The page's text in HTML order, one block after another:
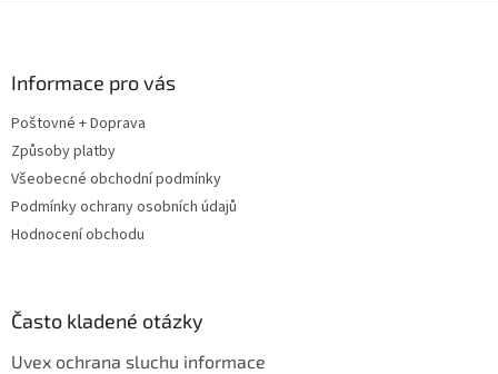
Informace pro vás
Poštovné + Doprava
Způsoby platby
Všeobecné obchodní podmínky
Podmínky ochrany osobních údajů
Hodnocení obchodu
Často kladené otázky
Uvex ochrana sluchu informace